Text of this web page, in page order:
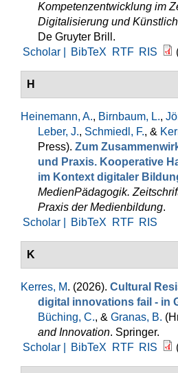
Kompetenzentwicklung im
Digitalisierung und
De Gruyter Brill.
Scholar |
BibTeX RTF RIS
H
Heinemann, A., Birnbaum, L.,
Leber, J., Schmiedl, F., &
Press). Zum
und Praxis. Kooperative
im Kontext digitaler
MedienPädagogik.
Praxis der Medienbildung.
Scholar |
BibTeX RTF RIS
K
Kerres, M. (2026). Cultural
digital innovations fail - in
Büching, C., & Granas, B.
and Innovation. Springer.
Scholar |
BibTeX RTF RIS